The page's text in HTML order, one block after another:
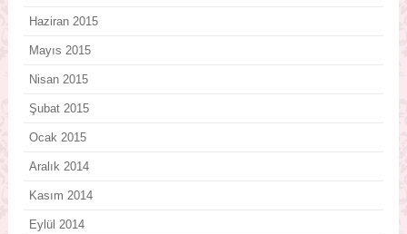
Haziran 2015
Mayıs 2015
Nisan 2015
Şubat 2015
Ocak 2015
Aralık 2014
Kasım 2014
Eylül 2014